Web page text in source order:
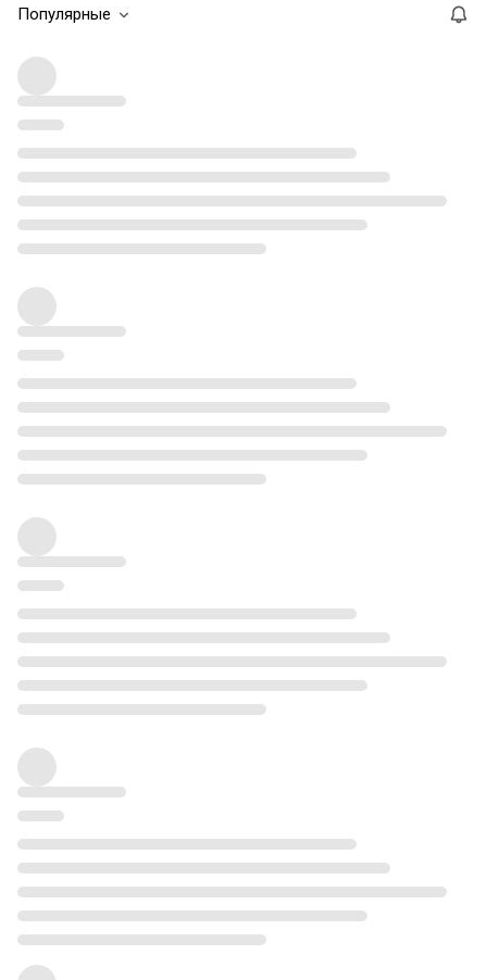
Популярные